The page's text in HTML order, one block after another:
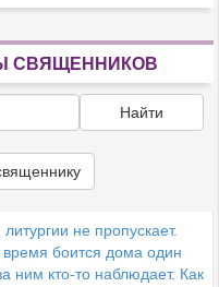
СВЯЩЕННИКОВ
Найти
не пропускает.
боится дома один
ним кто-то наблюдает. Как